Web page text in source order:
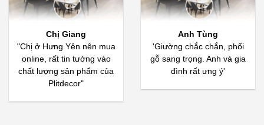
Chị Giang
"Chị ở Hưng Yên nên mua
online, rất tin tưởng vào
chất lượng sản phẩm của
Plitdecor"
Anh Tùng
'Giường chắc chắn, phối
gỗ sang trọng. Anh và gia
đình rất ưng ý'